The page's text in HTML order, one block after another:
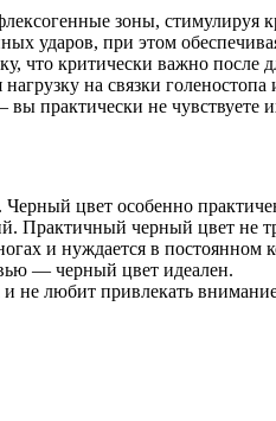
зоны, стимулируя
ударов, при этом
что критически важно
на связки
практически не чувствуете
цвет особенно
Практичный черный цвет не
и нуждается в
— черный цвет идеален.
и не любит привлекать